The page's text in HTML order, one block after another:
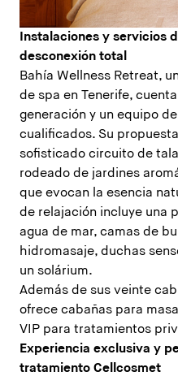
Instalaciones y servicios
desconexión total
Bahía Wellness Retreat,
de spa en Tenerife,
generación y un equipo
cualificados. Su
sofisticado circuito de
rodeado de jardines
que evocan la esencia
de relajación incluye una
agua de mar, camas de
hidromasaje, duchas
un solárium.
Además de sus veinte
ofrece cabañas para
VIP para tratamientos
Experiencia exclusiva y
tratamiento Cellcosmet